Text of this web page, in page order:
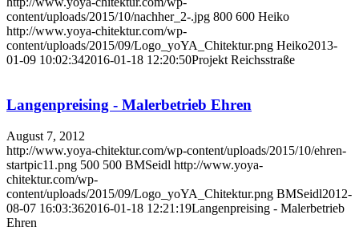
content/uploads/2015/10/nachher_2-.jpg 800 600 Heiko
http://www.yoya-chitektur.com/wp-
content/uploads/2015/09/Logo_yoYA_Chitektur.png Heiko2013-
01-09 10:02:342016-01-18 12:20:50Projekt Reichsstraße
Langenpreising - Malerbetrieb Ehren
August 7, 2012
http://www.yoya-chitektur.com/wp-content/uploads/2015/10/ehren-
startpic11.png 500 500 BMSeidl http://www.yoya-
chitektur.com/wp-
content/uploads/2015/09/Logo_yoYA_Chitektur.png BMSeidl2012-
08-07 16:03:362016-01-18 12:21:19Langenpreising - Malerbetrieb
Ehren